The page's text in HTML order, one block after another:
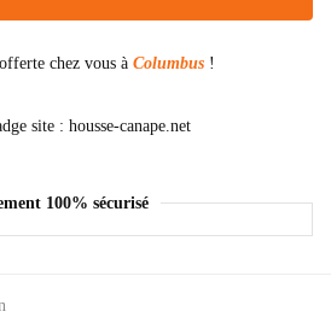
chez vous à Columbus !
100% sécurisé